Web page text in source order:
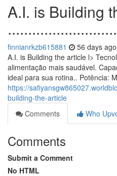
A.I. is Building
finnianrkzb615881 56 days ago
A.I. is Building the article l>
alimentação mais saudável.
ideal para sua rotina.. Potência:
https://
building-the-article
Comments
Who
Comments
Submit a Comment
No HTML